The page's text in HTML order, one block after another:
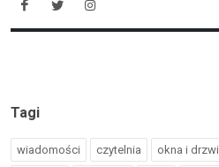
Tagi
wiadomości czytelnia okna i drzwi